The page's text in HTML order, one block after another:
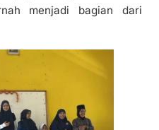
menjadi bagian dari